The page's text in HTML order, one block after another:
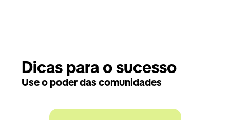
Dicas para o sucesso
Use o poder das comunidades